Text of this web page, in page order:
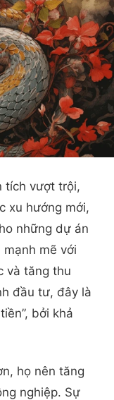
tích vượt trội,
xu hướng mới,
những dự án
mẽ với
và tăng thu
đầu tư, đây là
bởi khả
họ nên tăng
nghiệp. Sự